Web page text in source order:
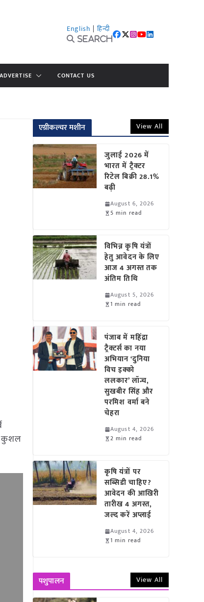
English | हिन्दी
Search
ADVERTISE CONTACT US
कुशल
एग्रीकल्चर मशीन View All
जुलाई 2026 में
भारत में ट्रैक्टर
रिटेल बिक्री 28.1%
बढ़ी
August 6, 2026
5 min read
विभिन्न कृषि यंत्रों
हेतु आवेदन के लिए
आज 4 अगस्त तक
अंतिम तिथि
August 5, 2026
1 min read
पंजाब में महिंद्रा
ट्रैक्टर्स का नया
अभियान ‘दुनिया
विच इक्को
ललकार’ लॉन्च,
सुखबीर सिंह और
परमिश वर्मा बने
चेहरा
August 4, 2026
2 min read
कृषि यंत्रों पर
सब्सिडी चाहिए?
आवेदन की आखिरी
तारीख 4 अगस्त,
जल्द करें अप्लाई
August 4, 2026
1 min read
पशुपालन View All